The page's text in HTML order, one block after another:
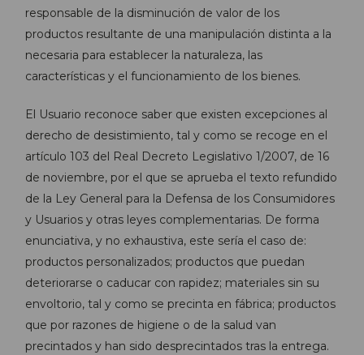
responsable de la disminución de valor de los
productos resultante de una manipulación distinta a la
necesaria para establecer la naturaleza, las
características y el funcionamiento de los bienes.
El Usuario reconoce saber que existen excepciones al
derecho de desistimiento, tal y como se recoge en el
artículo 103 del Real Decreto Legislativo 1/2007, de 16
de noviembre, por el que se aprueba el texto refundido
de la Ley General para la Defensa de los Consumidores
y Usuarios y otras leyes complementarias. De forma
enunciativa, y no exhaustiva, este sería el caso de:
productos personalizados; productos que puedan
deteriorarse o caducar con rapidez; materiales sin su
envoltorio, tal y como se precinta en fábrica; productos
que por razones de higiene o de la salud van
precintados y han sido desprecintados tras la entrega.